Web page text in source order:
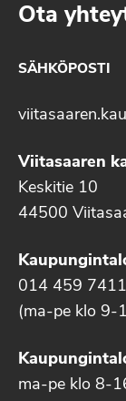
Ota
SÄHKÖPOSTI
Viitasaaren
Keskitie 10
44500
014 459 7411
(ma-pe klo 9-
ma-pe klo 8-